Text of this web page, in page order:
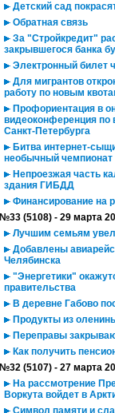
Детский сад
Обратная связь
За "Стройкредит"
закрывшегося банка
Электронный билет
Для мигрантов
работу по новым
Профориентация в
видеоконференция по
Санкт-Петербурга
Битва интернет-
необычный чемпионат
Непроезжая часть
здания ГИБДД
Финансирование на
№33 (5108) - 29 марта
Лучшим семьям
Добавлены
Челябинска
"Энергетики"
правительства
В деревне Габово
Продукты из
Переправы
Как получить
№32 (5107) - 27 марта
На рассмотрение
Воркута войдет в
Символ памяти и